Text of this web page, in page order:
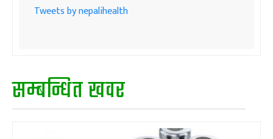
Tweets by nepalihealth
सम्बन्धित खवर